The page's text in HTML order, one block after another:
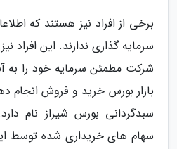
برخی از افراد نیز هستند که
سرمایه گذاری ندارند. این افراد
شرکت مطمئن سرمایه خود را به
بازار بورس خرید و فروش
سبدگردانی بورس شیراز نام
سهام های خریداری شده توسط